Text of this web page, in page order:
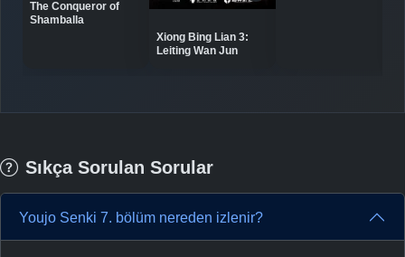
The Conqueror of
Shamballa
Xiong Bing Lian 3:
Leiting Wan Jun
Sıkça Sorulan Sorular
Youjo Senki 7. bölüm nereden izlenir?